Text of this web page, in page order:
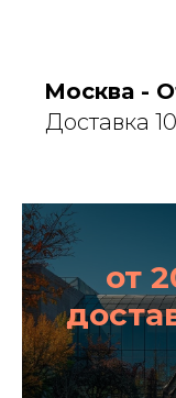
Москва -
Доставка
от